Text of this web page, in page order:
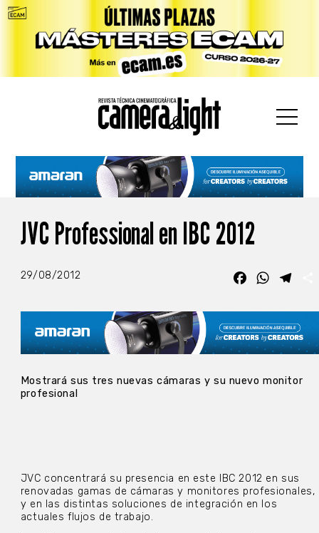
JVC Professional en IBC 2012
29/08/2012 Facebook
Mostrará sus tres nuevas cámaras y su nuevo monitor
profesional
JVC concentrará su presencia en este IBC 2012 en sus
renovadas gamas de cámaras y monitores profesionales,
y en las distintas soluciones de integración en los
actuales flujos de trabajo.